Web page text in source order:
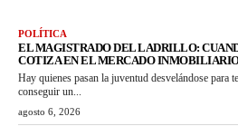
POLÍTICA
EL MAGISTRADO DEL LADRILLO:
COTIZA EN EL MERCADO
Hay quienes pasan la juventud desvelándose para
conseguir un...
agosto 6, 2026